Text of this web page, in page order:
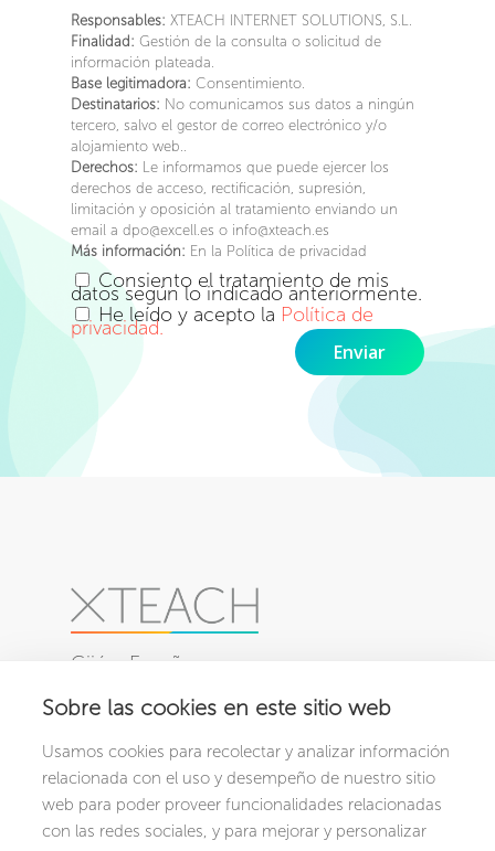
Sobre las cookies en este sitio web
Usamos cookies para recolectar y analizar información
relacionada con el uso y desempeño de nuestro sitio
web para poder proveer funcionalidades relacionadas
con las redes sociales, y para mejorar y personalizar
Responsables: XTEACH INTERNET SOLUTIONS, S.L.
Finalidad: Gestión de la consulta o solicitud de
información plateada.
Base legitimadora: Consentimiento.
Destinatarios: No comunicamos sus datos a ningún
tercero, salvo el gestor de correo electrónico y/o
alojamiento web..
Derechos: Le informamos que puede ejercer los
derechos de acceso, rectificación, supresión,
limitación y oposición al tratamiento enviando un
email a dpo@excell.es o info@xteach.es
Más información: En la Política de privacidad
Consiento el tratamiento de mis
datos según lo indicado anteriormente.
He leído y acepto la Política de
privacidad.
Gijón, España
PRODUCTOS
XCRIBA
XCHOOL
NOSOTROS
Conócenos
CONTACTO RECURSOS